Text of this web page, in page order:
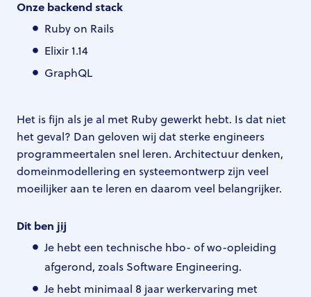
Onze backend stack
Ruby on Rails
Elixir 1.14
GraphQL
Het is fijn als je al met Ruby gewerkt hebt. Is dat niet
het geval? Dan geloven wij dat sterke engineers
programmeertalen snel leren. Architectuur denken,
domeinmodellering en systeemontwerp zijn veel
moeilijker aan te leren en daarom veel belangrijker.
Dit ben jij
Je hebt een technische hbo- of wo-opleiding
afgerond, zoals Software Engineering.
Je hebt minimaal 8 jaar werkervaring met